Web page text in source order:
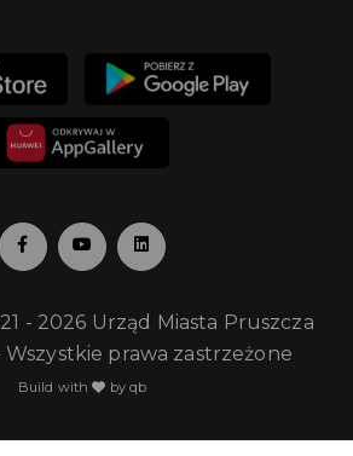
- 2026 Urząd Miasta Pruszcza
Wszystkie prawa zastrzeżone
Build with by qb